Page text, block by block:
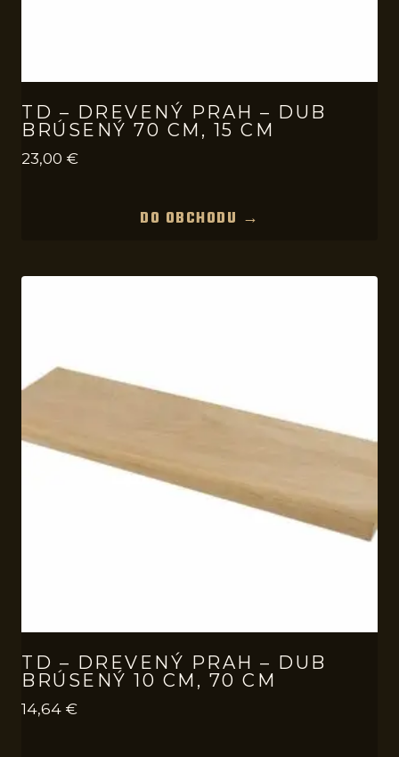
TD – DREVENÝ PRAH – DUB
BRÚSENÝ 70 CM, 15 CM
23,00 €
DO OBCHODU →
TD – DREVENÝ PRAH – DUB
BRÚSENÝ 10 CM, 70 CM
14,64 €